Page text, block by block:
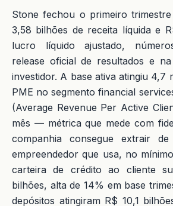
Stone fechou o primeiro
3,58 bilhões de receita líquida e
lucro líquido ajustado,
release oficial de resultados e
investidor. A base ativa atingiu 4,7
PME no segmento financial
(Average Revenue Per Active
mês — métrica que mede com
companhia consegue extrair
empreendedor que usa, no
carteira de crédito ao cliente
bilhões, alta de 14% em base
depósitos atingiram R$ 10,1